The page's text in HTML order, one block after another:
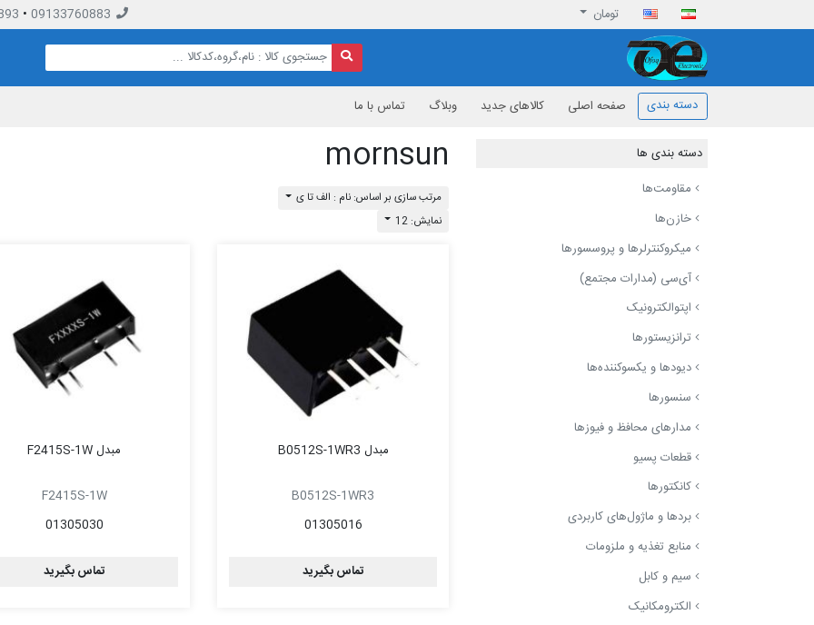
تومان 09133760883
•
دسته بندی صفحه اصلی کالاهای جدید وبلاگ تماس با ما
دسته بندی ها
مقاومت‌ها
خازن‌ها
میکروکنترلرها و پروسسورها
آی‌سی (مدارات مجتمع)
اپتوالکترونیک
ترانزیستورها
دیودها و یکسوکننده‌ها
سنسورها
مدارهای محافظ و فیوزها
قطعات پسیو
کانکتورها
بردها و ماژول‌های کاربردی
منابع تغذیه و ملزومات
سیم و کابل
الکترومکانیک
mornsun
مرتب سازی بر اساس: نام : الف تا ی
نمایش: 12
مبدل B0512S-1WR3
B0512S-1WR3
01305016
تماس بگیرید
مبدل F2415S-1W
F2415S-1W
01305030
تماس بگیرید